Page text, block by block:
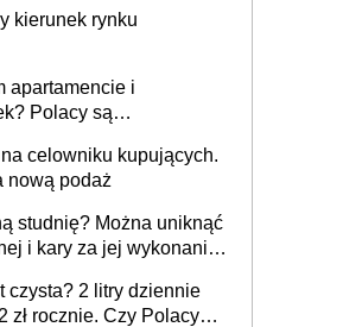
kierunek rynku
apartamencie i
Polacy są
celowniku kupujących.
nową podaż
studnię? Można uniknąć
i kary za jej wykonanie,
czysta? 2 litry dziennie
zł rocznie. Czy Polacy